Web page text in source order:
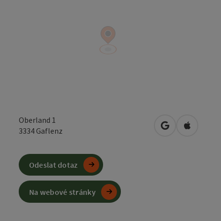
Oberland 1
3334 Gaflenz Otevřít vOtevřít v
Odeslat dotaz
Na webové stránky